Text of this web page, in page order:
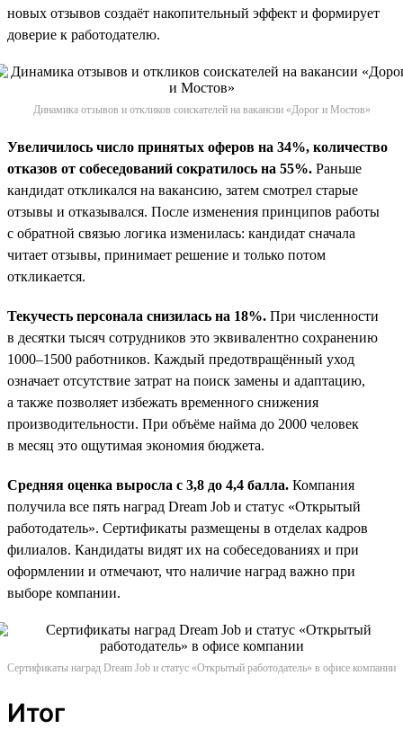
новых отзывов создаёт накопительный эффект и формирует
доверие к работодателю.
Динамика отзывов и откликов соискателей на вакансии «Дорог и Мостов»
Увеличилось число принятых оферов на 34%, количество
отказов от собеседований сократилось на 55%. Раньше
кандидат откликался на вакансию, затем смотрел старые
отзывы и отказывался. После изменения принципов работы
с обратной связью логика изменилась: кандидат сначала
читает отзывы, принимает решение и только потом
откликается.
Текучесть персонала снизилась на 18%. При численности
в десятки тысяч сотрудников это эквивалентно сохранению
1000–1500 работников. Каждый предотвращённый уход
означает отсутствие затрат на поиск замены и адаптацию,
а также позволяет избежать временного снижения
производительности. При объёме найма до 2000 человек
в месяц это ощутимая экономия бюджета.
Средняя оценка выросла с 3,8 до 4,4 балла. Компания
получила все пять наград Dream Job и статус «Открытый
работодатель». Сертификаты размещены в отделах кадров
филиалов. Кандидаты видят их на собеседованиях и при
оформлении и отмечают, что наличие наград важно при
выборе компании.
Сертификаты наград Dream Job и статус «Открытый работодатель» в офисе компании
Итог